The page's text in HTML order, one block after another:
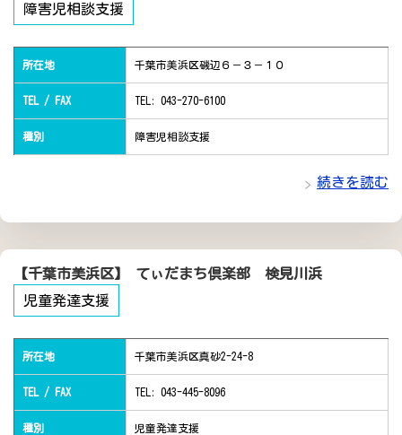
障害児相談支援
所在地 千葉市美浜区磯辺６－３－１０
TEL / FAX TEL: 043-270-6100
種別 障害児相談支援
続きを読む
【千葉市美浜区】 てぃだまち倶楽部 検見川浜
児童発達支援
所在地 千葉市美浜区真砂2-24-8
TEL / FAX TEL: 043-445-8096
種別 児童発達支援